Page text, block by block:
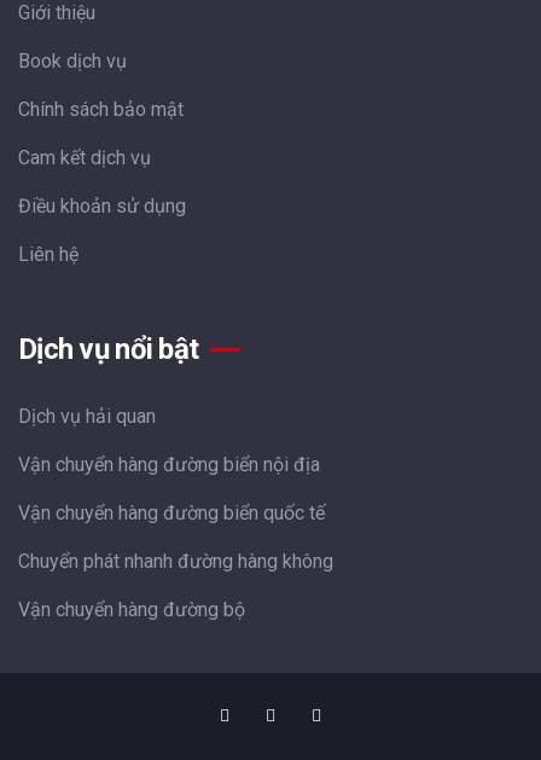
Giới thiệu
Book dịch vụ
Chính sách bảo mật
Cam kết dịch vụ
Điều khoản sử dụng
Liên hệ
Dịch vụ nổi bật
Dịch vụ hải quan
Vận chuyển hàng đường biển nội địa
Vận chuyển hàng đường biển quốc tế
Chuyển phát nhanh đường hàng không
Vận chuyển hàng đường bộ